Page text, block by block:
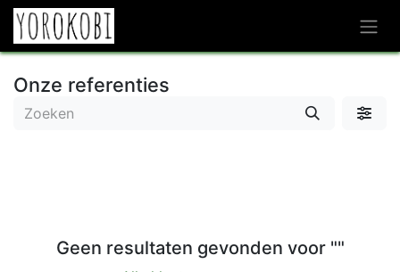
Overslaan naar inhoud
Onze referenties
Geen resultaten gevonden voor ""